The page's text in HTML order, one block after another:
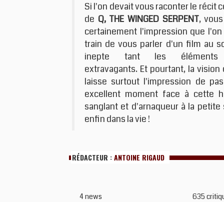
Si l'on devait vous raconter le récit
de Q, THE WINGED SERPENT,
certainement l'impression que
train de vous parler d'un film au
inepte tant les
extravagants. Et pourtant, la
laisse surtout l'impression de
excellent moment face à cette
sanglant et d'arnaqueur à la
enfin dans la vie !
RÉDACTEUR :ANTOINE RIGAUD
4 news 635